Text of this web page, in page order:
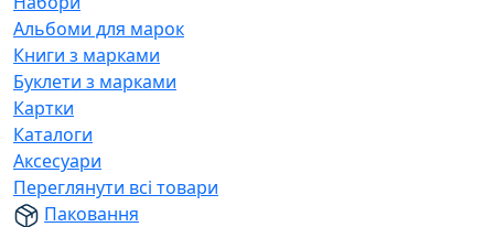
Альбоми для марок
Книги з марками
Буклети з марками
Картки
Каталоги
Аксесуари
Переглянути всі товари
Паковання